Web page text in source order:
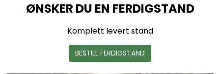
ØNSKER DU EN FERDIGSTAND
Komplett levert stand
BESTILL FERDIGSTAND